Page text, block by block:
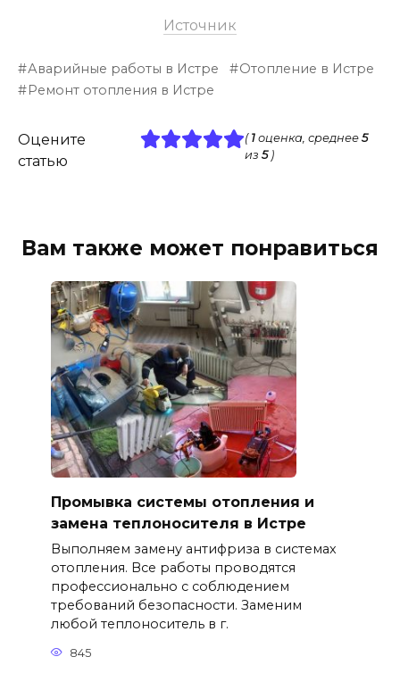
Источник
Аварийные работы в Истре
Отопление в Истре
Ремонт отопления в Истре
Оцените
статью
( 1оценка, среднее 5
из 5)
Вам также может понравиться
Промывка системы отопления и
замена теплоносителя в Истре
Выполняем замену антифриза в системах
отопления. Все работы проводятся
профессионально с соблюдением
требований безопасности. Заменим
любой теплоноситель в г.
845